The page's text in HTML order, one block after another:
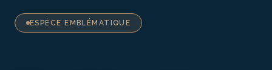
ESPÈCE EMBLÉMATIQUE